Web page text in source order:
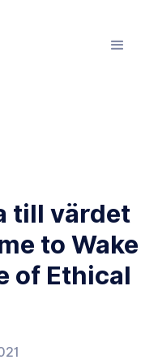
till värdet
to Wake
of Ethical